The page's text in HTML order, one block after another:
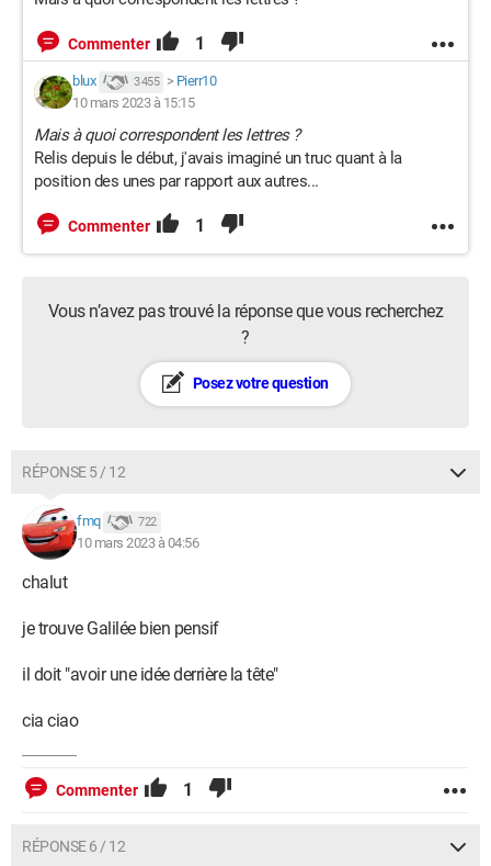
Commenter 1
blux 3 455 > Pierr10
10 mars 2023 à 15:15
Mais à quoi correspondent les lettres ?
Relis depuis le début, j'avais imaginé un truc quant à la
position des unes par rapport aux autres...
Commenter 1
Vous n’avez pas trouvé la réponse que vous recherchez
?
Posez votre question
RÉPONSE 5 / 12
fmq 722
10 mars 2023 à 04:56
chalut
je trouve Galilée bien pensif
il doit "avoir une idée derrière la tête"
cia ciao
Commenter 1
RÉPONSE 6 / 12